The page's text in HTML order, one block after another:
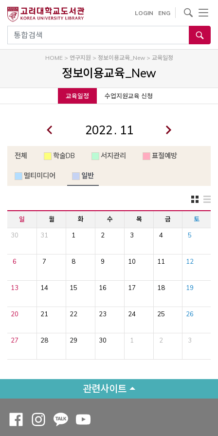
건
기
통합검색
LOGIN ENG
사이트내 검색
HOME> 연구지원 > 정보이용교육_New> 교육일정
정보이용교육_New
교육일정 수업지원교육 신청
.
전체 학술DB 서지관리 표절예방
멀티미디어 일반
일 월 화 수 목 금 토
30 31 1 2 3 4 5
6 7 8 9 10 11 12
13 14 15 16 17 18 19
20 21 22 23 24 25 26
27 28 29 30 1 2 3
관련사이트
Opens a new window
Opens a new window
Opens a new window